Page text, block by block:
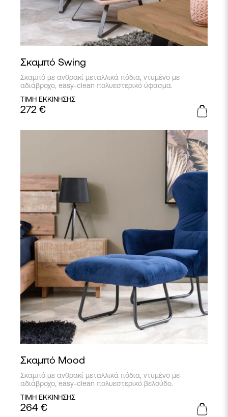
Σκαμπό Swing
Σκαμπό με ανθρακί μεταλλικά πόδια, ντυμένο με
αδιάβροχο, easy-clean πολυεστερικό ύφασμα.
ΤΙΜΗ ΕΚΚΙΝΗΣΗΣ
272 €
Σκαμπό Mood
Σκαμπό με ανθρακί μεταλλικά πόδια, ντυμένο με
αδιάβροχο, easy-clean πολυεστερικό βελούδο.
ΤΙΜΗ ΕΚΚΙΝΗΣΗΣ
264 €